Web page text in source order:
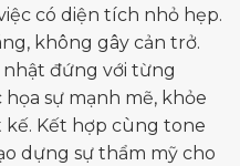
có diện tích nhỏ hẹp.
không gây cản trở.
đứng với từng
sự mạnh mẽ, khỏe
Kết hợp cùng tone
dựng sự thẩm mỹ cho